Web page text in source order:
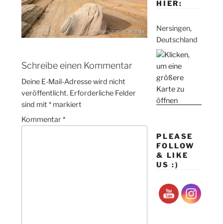
Schreibe einen Kommentar
Deine E-Mail-Adresse wird nicht
veröffentlicht. Erforderliche Felder
sind mit* markiert
Kommentar*
HIER:
Nersingen,
Deutschland
PLEASE
FOLLOW
& LIKE
US :)